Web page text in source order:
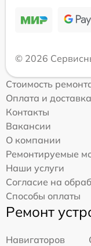
© 2026
Стоимость
Оплата и доставка
Контакты
Вакансии
О компании
Ремонтируемые
Наши услуги
Согласие на
Способы оплаты
Ремонт
Навигаторов